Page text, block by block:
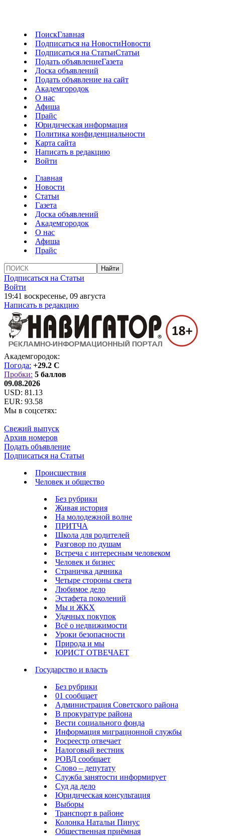
ПоискГлавная
Подписаться на НовостиНовости
Подписаться на СтатьиСтатьи
Подать объявлениеГазета
Доска объявлений
Подать объявление на сайт
Академгородок
О нас
Афиша
Прайс
Юридическая информация
Политика конфиденциальности
Карта сайта
Написать в редакцию
Войти
Главная
Новости
Статьи
Газета
Доска объявлений
Академгородок
О нас
Афиша
Прайс
Подписаться на Статьи
Войти
19:41 воскресенье, 09 августа
Написать в редакцию
Академгородок:
Погода: +29.2 C
Пробки: 5 баллов
09.08.2026
USD: 81.13
EUR: 93.58
Мы в соцсетях:
Свежий выпуск
Архив номеров
Подать объявление
Подписаться на Статьи
Происшествия
Человек и общество
Без рубрики
Живая история
На молодежной волне
ПРИТЧА
Школа для родителей
Разговор по душам
Встреча с интересным человеком
Человек и бизнес
Страничка дачника
Четыре стороны света
Любимое дело
Эстафета поколений
Мы и ЖКХ
Удачных покупок
Всё о недвижимости
Уроки безопасности
Природа и мы
ЮРИСТ ОТВЕЧАЕТ
Государство и власть
Без рубрики
01 сообщает
Администрация Советского района
В прокуратуре района
Вести социального фонда
Информация миграционной службы
Росреестр отвечает
Налоговый вестник
РОВД сообщает
Слово – депутату
Служба занятости информирует
Суд да дело
Юридическая консультация
Выборы
Транспорт в районе
Колонка Натальи Пинус
Общественная приёмная